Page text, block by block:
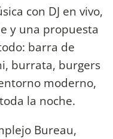
con DJ en vivo,
y una propuesta
barra de
burrata, burgers
moderno,
la noche.
Bureau,